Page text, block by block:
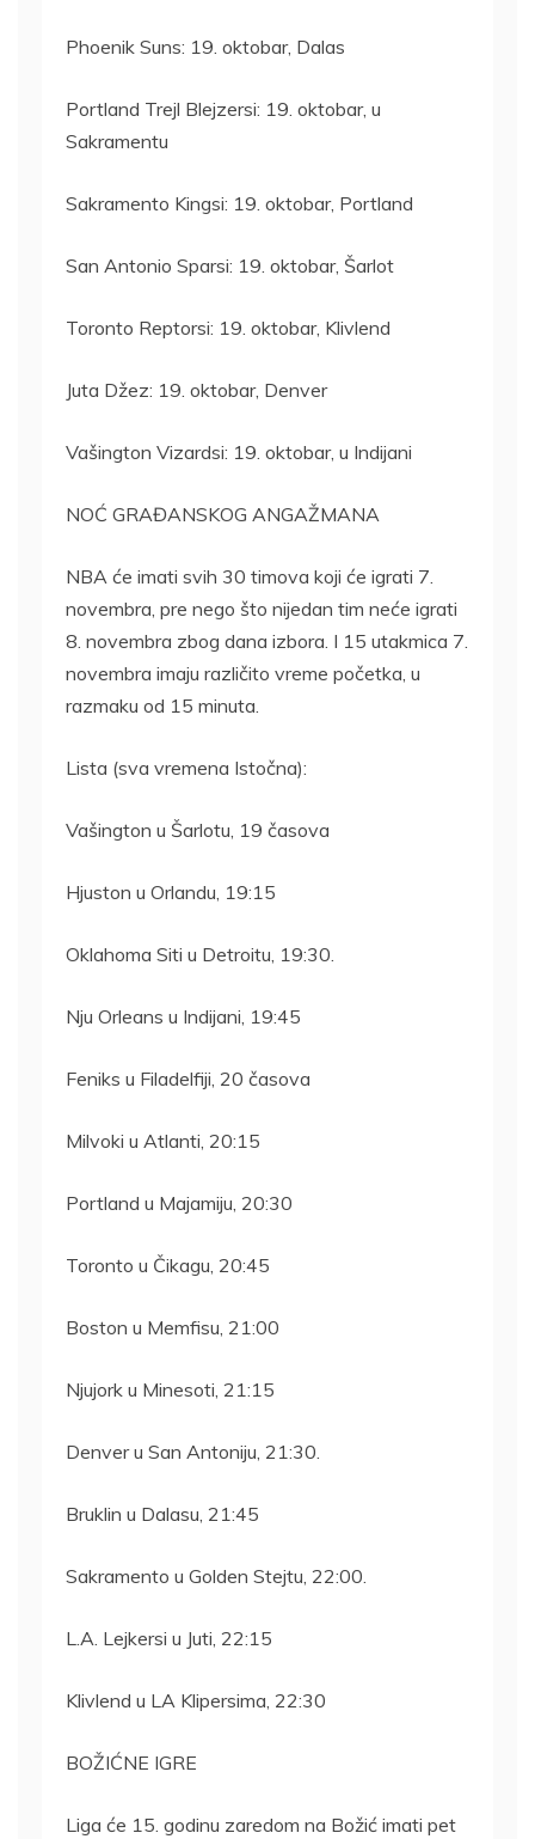
Phoenik Suns: 19. oktobar, Dalas
Portland Trejl Blejzersi: 19. oktobar, u
Sakramentu
Sakramento Kingsi: 19. oktobar, Portland
San Antonio Sparsi: 19. oktobar, Šarlot
Toronto Reptorsi: 19. oktobar, Klivlend
Juta Džez: 19. oktobar, Denver
Vašington Vizardsi: 19. oktobar, u Indijani
NOĆ GRAĐANSKOG ANGAŽMANA
NBA će imati svih 30 timova koji će igrati 7.
novembra, pre nego što nijedan tim neće igrati
8. novembra zbog dana izbora. I 15 utakmica 7.
novembra imaju različito vreme početka, u
razmaku od 15 minuta.
Lista (sva vremena Istočna):
Vašington u Šarlotu, 19 časova
Hjuston u Orlandu, 19:15
Oklahoma Siti u Detroitu, 19:30.
Nju Orleans u Indijani, 19:45
Feniks u Filadelfiji, 20 časova
Milvoki u Atlanti, 20:15
Portland u Majamiju, 20:30
Toronto u Čikagu, 20:45
Boston u Memfisu, 21:00
Njujork u Minesoti, 21:15
Denver u San Antoniju, 21:30.
Bruklin u Dalasu, 21:45
Sakramento u Golden Stejtu, 22:00.
L.A. Lejkersi u Juti, 22:15
Klivlend u LA Klipersima, 22:30
BOŽIĆNE IGRE
Liga će 15. godinu zaredom na Božić imati pet